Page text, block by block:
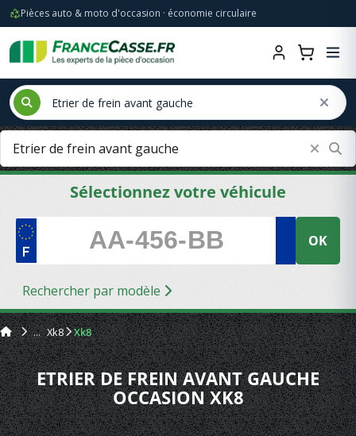
Pièces auto & moto d'occasion · économie circulaire
Sélectionnez votre véhicule
OK
Rechercher par modèle
Xk8 Xk8
ETRIER DE FREIN AVANT GAUCHE
OCCASION XK8